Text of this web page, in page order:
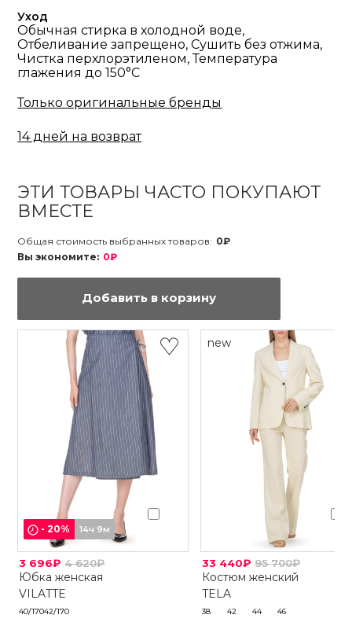
Уход
Обычная стирка в холодной воде,
Отбеливание запрещено, Сушить без отжима,
Чистка перхлорэтиленом, Температура
глажения до 150°С
Только оригинальные бренды
14 дней на возврат
ЭТИ ТОВАРЫ ЧАСТО ПОКУПАЮТ
ВМЕСТЕ
Общая стоимость выбранных товаров: 0₽
Вы экономите: 0₽
Добавить в корзину
-20% 14ч 9м
3 696₽ 4 620₽
Юбка женская
VILATTE
40/17042/170
new
33 440₽ 95 700₽
Костюм женский
TELA
38 42 44 46